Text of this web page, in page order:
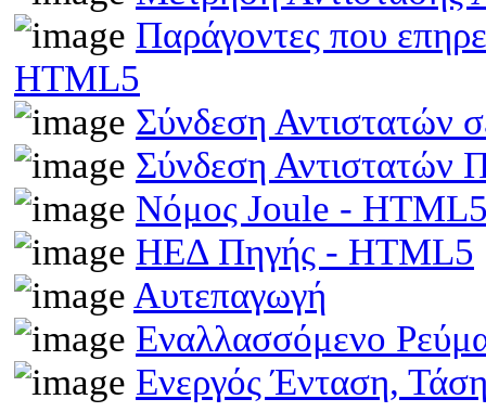
Παράγοντες που
HTML5
Σύνδεση Αντιστατών
Σύνδεση
Νόμος Joule -
ΗΕΔ Πηγής - HTML5
Αυτεπαγωγή
Εναλλασσόμενο
Ενεργός Ένταση,